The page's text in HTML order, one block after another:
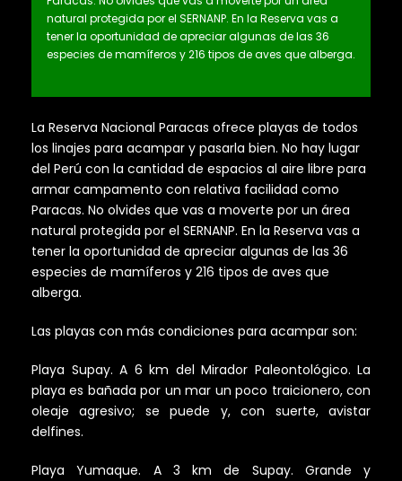
natural protegida por el SERNANP. En la Reserva vas a
tener la oportunidad de apreciar algunas de las 36
especies de mamíferos y 216 tipos de aves que alberga.
La Reserva Nacional Paracas ofrece playas de todos
los linajes para acampar y pasarla bien. No hay lugar
del Perú con la cantidad de espacios al aire libre para
armar campamento con relativa facilidad como
Paracas. No olvides que vas a moverte por un área
natural protegida por el SERNANP. En la Reserva vas a
tener la oportunidad de apreciar algunas de las 36
especies de mamíferos y 216 tipos de aves que
alberga.
Las playas con más condiciones para acampar son:
Playa Supay. A 6 km del Mira­dor Paleontológico. La
playa es bañada por un mar un poco traicionero, con
oleaje agresivo; se puede y, con suerte, avistar
delfines.
Playa Yumaque. A 3 km de Su­pay. Grande y